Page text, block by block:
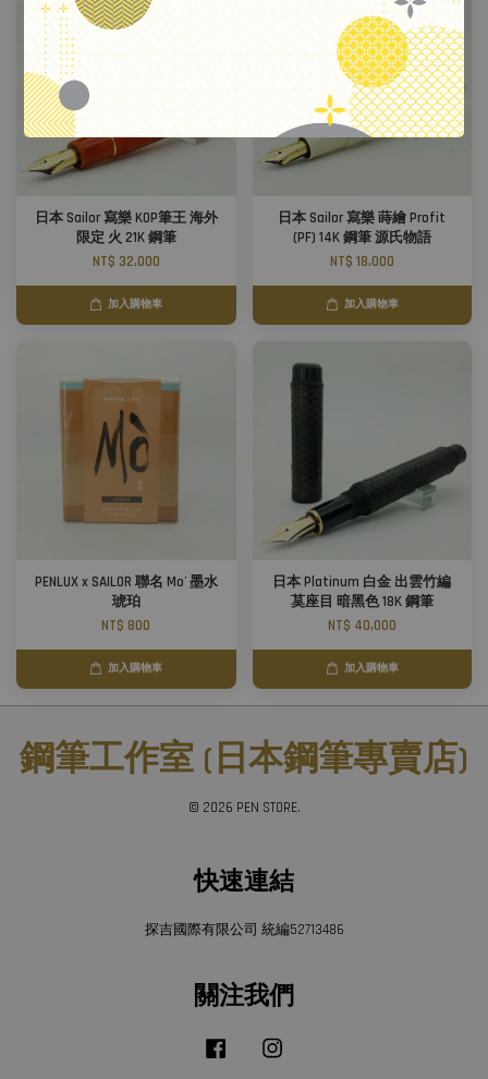
日本 Sailor 寫樂 KOP筆王 海外
限定 火 21K 鋼筆
NT$ 32,000
加入購物車
日本 Sailor 寫樂 蒔繪 Profit
(PF) 14K 鋼筆 源氏物語
NT$ 18,000
加入購物車
PENLUX x SAILOR 聯名 Mo' 墨水
琥珀
NT$ 800
加入購物車
日本 Platinum 白金 出雲竹編
茣座目 暗黑色 18K 鋼筆
NT$ 40,000
加入購物車
鋼筆工作室 (日本鋼筆專賣店)
© 2026 PEN STORE.
快速連結
探吉國際有限公司 統編52713486
關注我們
Facebook